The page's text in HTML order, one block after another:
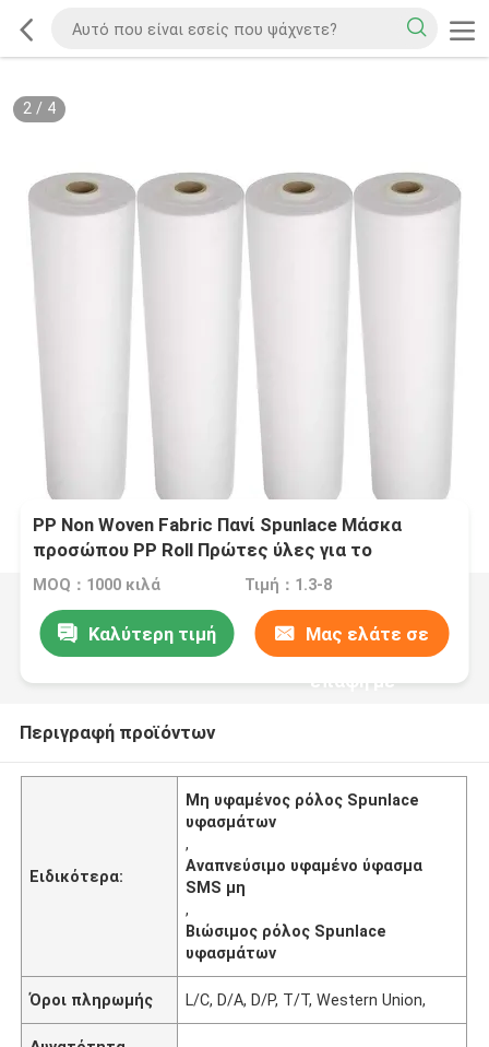
2/ 4
PP Non Woven Fabric Πανί Spunlace Μάσκα
προσώπου PP Roll Πρώτες ύλες για το
εργοστάσιο
MOQ：1000 κιλά Τιμή：1.3-8
Καλύτερη τιμή Μας ελάτε σε
επαφή με
Περιγραφή προϊόντων
Ειδικότερα:
Μη υφαμένος ρόλος Spunlace
υφασμάτων
,
Αναπνεύσιμο υφαμένο ύφασμα
SMS μη
,
Βιώσιμος ρόλος Spunlace
υφασμάτων
Όροι πληρωμής L/C, D/A, D/P, T/T, Western Union,